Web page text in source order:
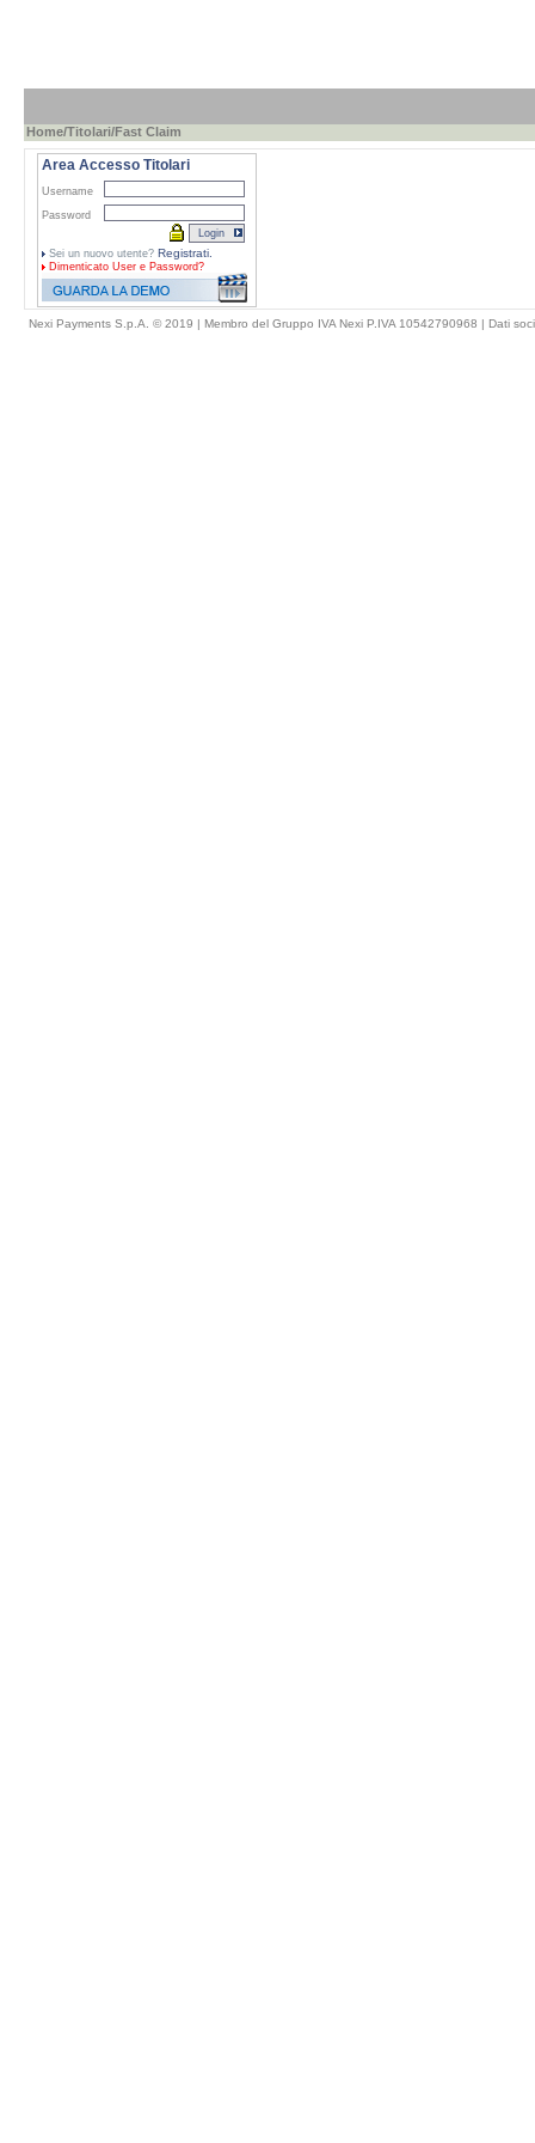
Home/Titolari/Fast Claim
Area Accesso Titolari
Username
Password
Sei un nuovo utente? Registrati.
Dimenticato User e Password?
Nexi Payments S.p.A. © 2019 | Membro del Gruppo IVA Nexi P.IVA 10542790968 | Dati